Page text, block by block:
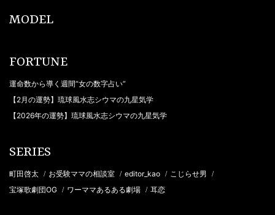
MODEL
FORTUNE
運命数から導く週間“女の数字占い”
【2月の運勢】琉球風水志シウマの九星気学
【2026年の運勢】琉球風水志シウマの九星気学
SERIES
町田啓太 / お受験ママの相談室 / editor_kao / こじらせ男 /
宝塚歌劇団OG / ワーママあるある劇場 / 耳恋